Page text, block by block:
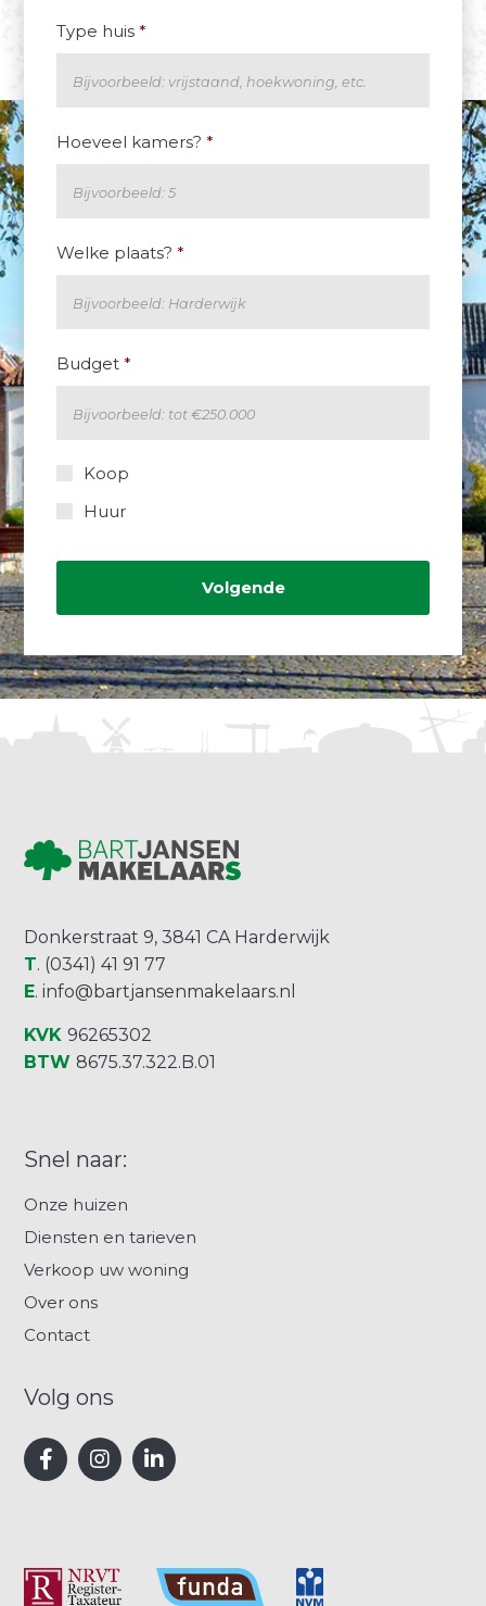
Type huis *
Hoeveel kamers? *
Welke plaats? *
Budget *
Koop
of
huur?
Koop
Huur
Donkerstraat 9, 3841 CA Harderwijk
T. (0341) 41 91 77
E.info@bartjansenmakelaars.nl
KVK96265302
BTW8675.37.322.B.01
Snel naar:
Onze huizen
Diensten en tarieven
Verkoop uw woning
Over ons
Contact
Volg ons